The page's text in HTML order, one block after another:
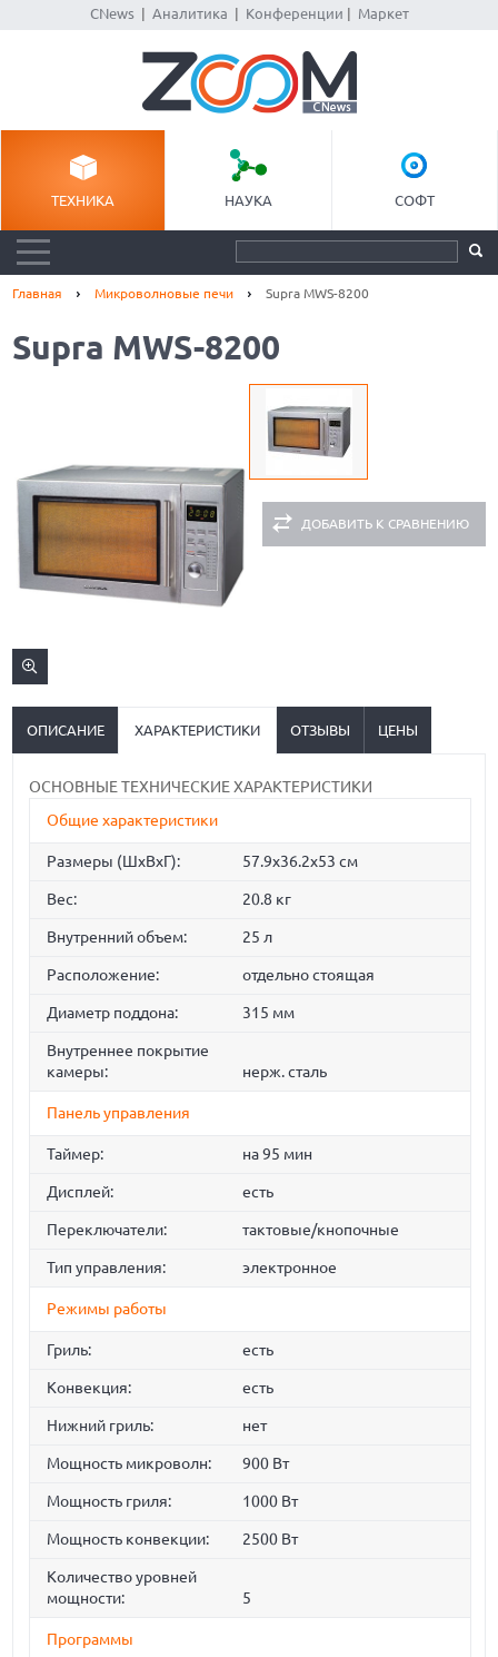
CNews| Аналитика Конференции Маркет
ТЕХНИКА НАУКА СОФТ
Главная Микроволновые печи Supra MWS-8200
Supra MWS-8200
ДОБАВИТЬ К СРАВНЕНИЮ
ОПИСАНИЕ ХАРАКТЕРИСТИКИ ОТЗЫВЫ ЦЕНЫ
ОСНОВНЫЕ ТЕХНИЧЕСКИЕ ХАРАКТЕРИСТИКИ
Общие характеристики
Размеры (ШxВxГ): 57.9x36.2x53 cм
Вес: 20.8 кг
Внутренний объем: 25 л
Расположение: отдельно стоящая
Диаметр поддона: 315 мм
Внутреннее покрытие
камеры:
нерж. сталь
Панель управления
Таймер: на 95 мин
Дисплей: есть
Переключатели: тактовые/кнопочные
Тип управления: электронное
Режимы работы
Гриль: есть
Конвекция: есть
Нижний гриль: нет
Мощность микроволн: 900 Вт
Мощность гриля: 1000 Вт
Мощность конвекции: 2500 Вт
Количество уровней
мощности:
5
Программы